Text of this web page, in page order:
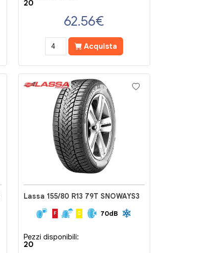
20
62.56€
Acquista
Lassa 155/80 R13 79T SNOWAYS3
F C 70dB
Pezzi disponibili:
20